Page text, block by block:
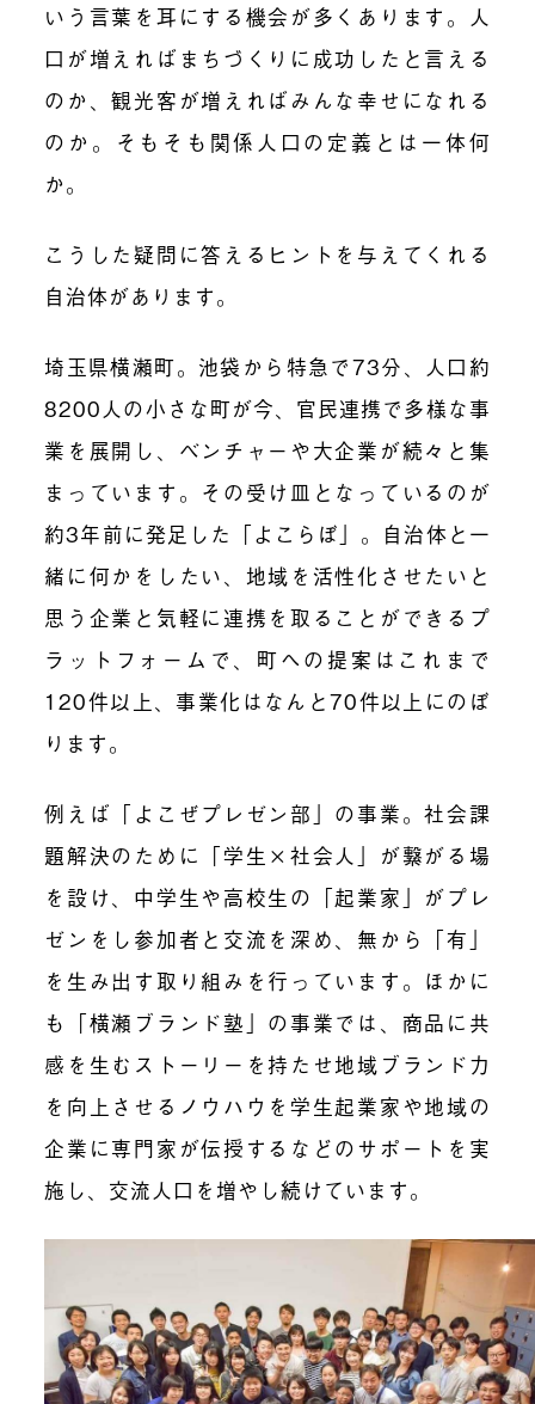
いう言葉を耳にする機会が多くあります。人
口が増えればまちづくりに成功したと言える
のか、観光客が増えればみんな幸せになれる
のか。そもそも関係人口の定義とは一体何
か。
こうした疑問に答えるヒントを与えてくれる
自治体があります。
埼玉県横瀬町。池袋から特急で73分、人口約
8200人の小さな町が今、官民連携で多様な事
業を展開し、ベンチャーや大企業が続々と集
まっています。その受け皿となっているのが
約3年前に発足した「よこらぼ」。自治体と一
緒に何かをしたい、地域を活性化させたいと
思う企業と気軽に連携を取ることができるプ
ラットフォームで、町への提案はこれまで
120件以上、事業化はなんと70件以上にのぼ
ります。
例えば「よこぜプレゼン部」の事業。社会課
題解決のために「学生×社会人」が繋がる場
を設け、中学生や高校生の「起業家」がプレ
ゼンをし参加者と交流を深め、無から「有」
を生み出す取り組みを行っています。ほかに
も「横瀬ブランド塾」の事業では、商品に共
感を生むストーリーを持たせ地域ブランド力
を向上させるノウハウを学生起業家や地域の
企業に専門家が伝授するなどのサポートを実
施し、交流人口を増やし続けています。